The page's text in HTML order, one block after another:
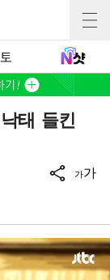
태 들킨
가가